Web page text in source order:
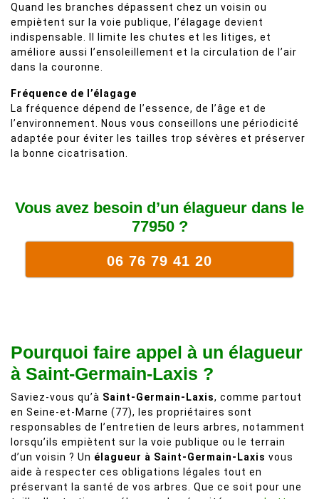
Quand les branches dépassent chez un voisin ou
empiètent sur la voie publique, l’élagage devient
indispensable. Il limite les chutes et les litiges, et
améliore aussi l’ensoleillement et la circulation de l’air
dans la couronne.
Fréquence de l’élagage
La fréquence dépend de l’essence, de l’âge et de
l’environnement. Nous vous conseillons une périodicité
adaptée pour éviter les tailles trop sévères et préserver
la bonne cicatrisation.
Vous avez besoin d’un élagueur dans le
77950 ?
06 76 79 41 20
Pourquoi faire appel à un élagueur
à Saint-Germain-Laxis ?
Saviez-vous qu’à Saint-Germain-Laxis, comme partout
en Seine-et-Marne (77), les propriétaires sont
responsables de l’entretien de leurs arbres, notamment
lorsqu’ils empiètent sur la voie publique ou le terrain
d’un voisin ? Un élagueur à Saint-Germain-Laxis vous
aide à respecter ces obligations légales tout en
préservant la santé de vos arbres. Que ce soit pour une